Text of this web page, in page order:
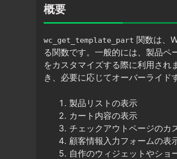
リ
ー
概要
wc_get_template_part 関数は、
る関数です。一般的には、製品
をカスタマイズする際に利用され
き、必要に応じてオーバーライド
製品リストの表示
カート内容の表示
チェックアウトページのカ
顧客情報入力フォームの表
自作のウィジェットやショ